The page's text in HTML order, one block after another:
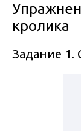
кролика
Задание 1.